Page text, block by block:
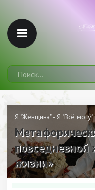
Я "Женщина" - Я "Всё могу".
повседневной
жизни»